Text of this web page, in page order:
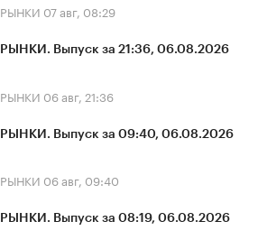
РЫНКИ 07 авг, 08:29
РЫНКИ. Выпуск за 21:36, 06.08.2026
РЫНКИ 06 авг, 21:36
РЫНКИ. Выпуск за 09:40, 06.08.2026
РЫНКИ 06 авг, 09:40
РЫНКИ. Выпуск за 08:19, 06.08.2026